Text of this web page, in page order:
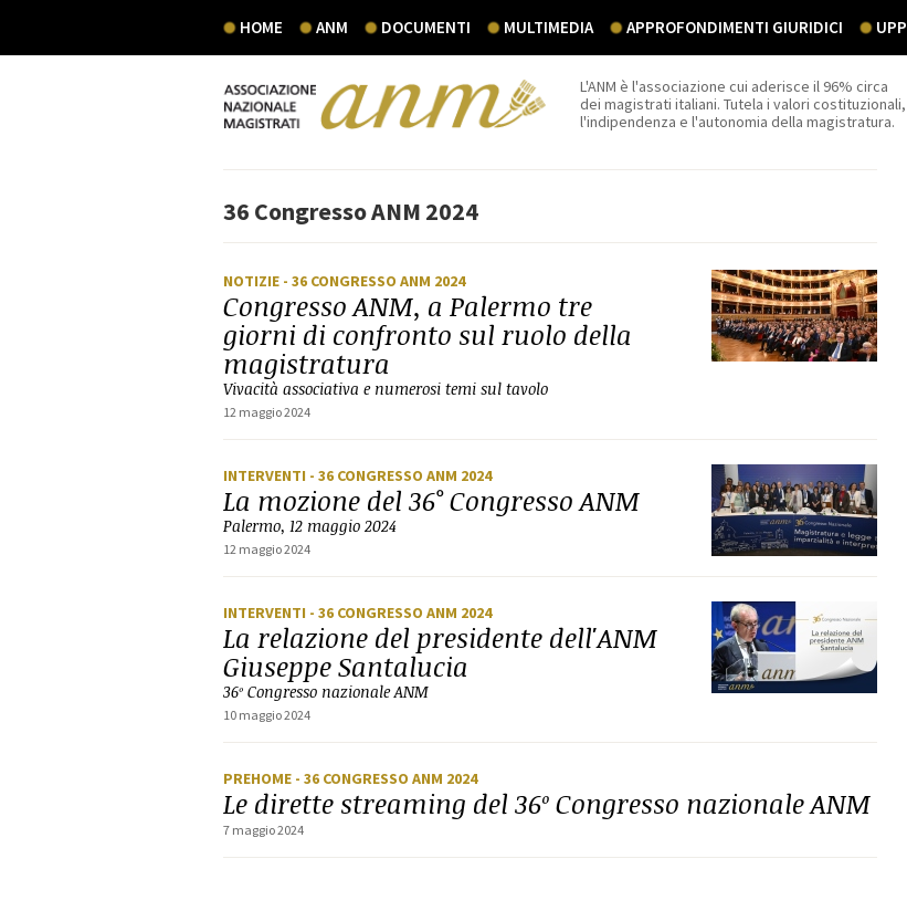
HOME ANM DOCUMENTI MULTIMEDIA APPROFONDIMENTI GIURIDICI UPP
L'ANM è l'associazione cui aderisce il 96% circa
dei magistrati italiani. Tutela i valori costituzionali,
l'indipendenza e l'autonomia della magistratura.
36 Congresso ANM 2024
NOTIZIE - 36 CONGRESSO ANM 2024
Congresso ANM, a Palermo tre
giorni di confronto sul ruolo della
magistratura
Vivacità associativa e numerosi temi sul tavolo
12 maggio 2024
INTERVENTI - 36 CONGRESSO ANM 2024
La mozione del 36° Congresso ANM
Palermo, 12 maggio 2024
12 maggio 2024
INTERVENTI - 36 CONGRESSO ANM 2024
La relazione del presidente dell'ANM
Giuseppe Santalucia
36º Congresso nazionale ANM
10 maggio 2024
PREHOME - 36 CONGRESSO ANM 2024
Le dirette streaming del 36º Congresso nazionale ANM
7 maggio 2024